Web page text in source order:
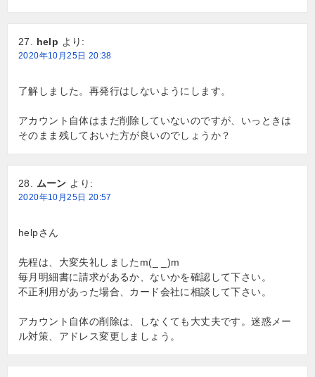
help より:
2020年10月25日 20:38
了解しました。再発行はしないようにします。
アカウント自体はまだ削除していないのですが、いっときは
そのまま残しておいた方が良いのでしょうか？
ムーン より:
2020年10月25日 20:57
helpさん
先程は、大変失礼しましたm(_ _)m
毎月明細書に請求があるか、ないかを確認して下さい。
不正利用があった場合、カード会社に相談して下さい。
アカウント自体の削除は、しなくても大丈夫です。迷惑メー
ル対策、アドレス変更しましょう。